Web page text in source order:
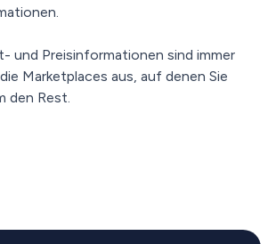
und Preisinformationen sind immer
Marketplaces aus, auf denen Sie
den Rest.